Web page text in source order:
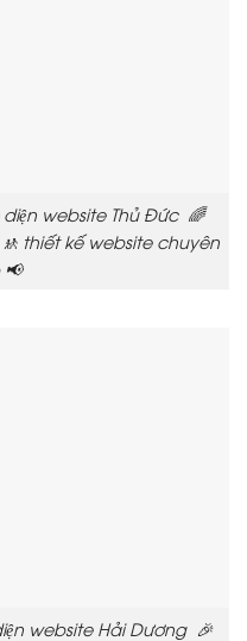
website Thủ Đức 🌈
thiết kế website chuyên
website Hải Dương 🎉